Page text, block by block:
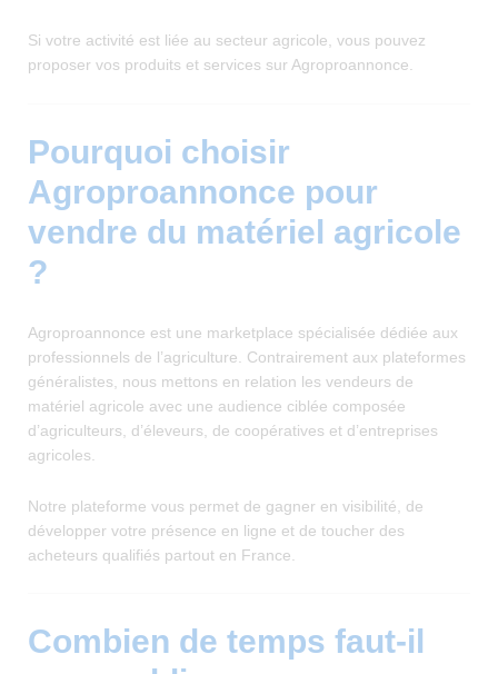
Si votre activité est liée au secteur agricole, vous pouvez
proposer vos produits et services sur Agroproannonce.
Pourquoi choisir
Agroproannonce pour
vendre du matériel agricole
?
Agroproannonce est une marketplace spécialisée dédiée aux
professionnels de l’agriculture. Contrairement aux plateformes
généralistes, nous mettons en relation les vendeurs de
matériel agricole avec une audience ciblée composée
d’agriculteurs, d’éleveurs, de coopératives et d’entreprises
agricoles.
Notre plateforme vous permet de gagner en visibilité, de
développer votre présence en ligne et de toucher des
acheteurs qualifiés partout en France.
Combien de temps faut-il